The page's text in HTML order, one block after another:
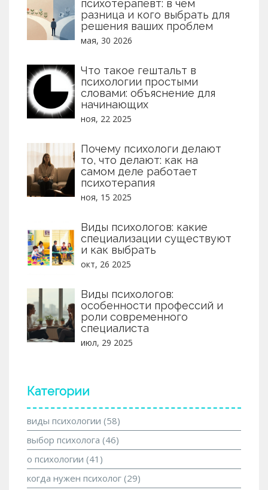
психотерапевт: в чем
разница и кого выбрать для
решения ваших проблем
мая, 30 2026
Что такое гештальт в
психологии простыми
словами: объяснение для
начинающих
ноя, 22 2025
Почему психологи делают
то, что делают: как на
самом деле работает
психотерапия
ноя, 15 2025
Виды психологов: какие
специализации существуют
и как выбрать
окт, 26 2025
Виды психологов:
особенности профессий и
роли современного
специалиста
июл, 29 2025
Категории
виды психологии (58)
выбор психолога (46)
о психологии (41)
когда нужен психолог (29)